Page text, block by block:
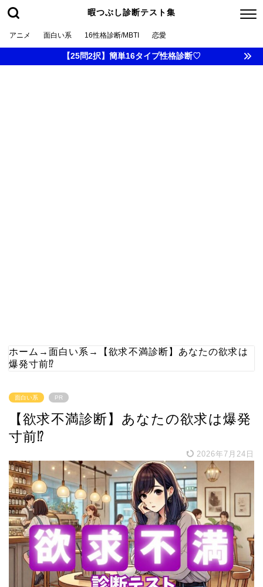
暇つぶし診断テスト集
アニメ 面白い系 16性格診断/MBTI 恋愛
【25問2択】簡単16タイプ性格診断♡
ホーム → 面白い系 →
【欲求不満診断】あなたの欲求は
爆発寸前⁉
面白い系 PR
【欲求不満診断】あなたの欲求は爆発
寸前⁉
2026年7月24日